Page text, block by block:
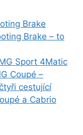
Brake
Brake – to
Sport 4Matic
Coupé –
cestující
a Cabrio